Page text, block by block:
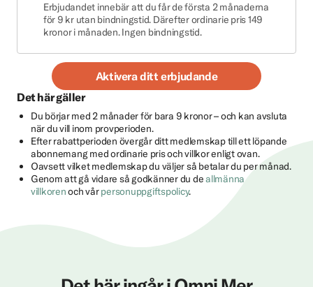
Erbjudandet innebär att du får de första 2 månaderna
för 9 kr utan bindningstid. Därefter ordinarie pris 149
kronor i månaden. Ingen bindningstid.
Aktivera ditt erbjudande
Det här gäller
Du börjar med 2 månader för bara 9 kronor – och kan avsluta
när du vill inom provperioden.
Efter rabattperioden övergår ditt medlemskap till ett löpande
abonnemang med ordinarie pris och villkor enligt ovan.
Oavsett vilket medlemskap du väljer så betalar du per månad.
Genom att gå vidare så godkänner du deallmänna
villkorenoch vårpersonuppgiftspolicy.